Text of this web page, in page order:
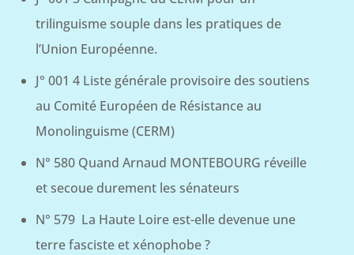
trilinguisme souple dans les pratiques de
l’Union Européenne.
J° 001 4 Liste générale provisoire des soutiens
au Comité Européen de Résistance au
Monolinguisme (CERM)
N° 580 Quand Arnaud MONTEBOURG réveille
et secoue durement les sénateurs
N° 579 La Haute Loire est-elle devenue une
terre fasciste et xénophobe ?